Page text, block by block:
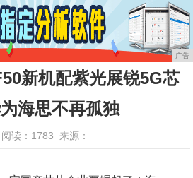
广告
新机配紫光展锐5G芯
海思不再孤独
阅读：1783 来源：